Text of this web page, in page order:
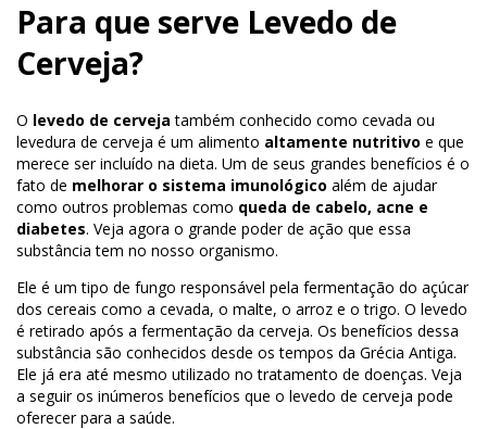
Para que serve Levedo de
Cerveja?
O levedo de cerveja também conhecido como cevada ou
levedura de cerveja é um alimento altamente nutritivo e que
merece ser incluído na dieta. Um de seus grandes benefícios é o
fato de melhorar o sistema imunológico além de ajudar
como outros problemas como queda de cabelo, acne e
diabetes. Veja agora o grande poder de ação que essa
substância tem no nosso organismo.
Ele é um tipo de fungo responsável pela fermentação do açúcar
dos cereais como a cevada, o malte, o arroz e o trigo. O levedo
é retirado após a fermentação da cerveja. Os benefícios dessa
substância são conhecidos desde os tempos da Grécia Antiga.
Ele já era até mesmo utilizado no tratamento de doenças. Veja
a seguir os inúmeros benefícios que o levedo de cerveja pode
oferecer para a saúde.